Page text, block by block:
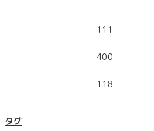
111
400
118
タグ